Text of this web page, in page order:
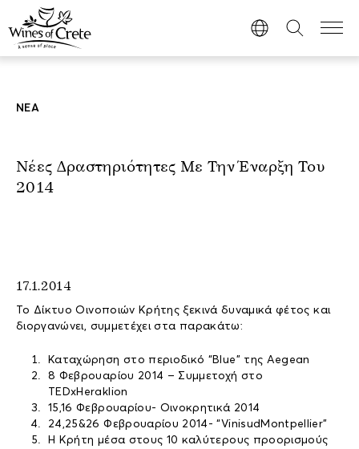
ΝΕΑ
Νέες Δραστηριότητες Με Την Έναρξη Του
2014
17.1.2014
Το Δίκτυο Οινοποιών Κρήτης ξεκινά δυναμικά φέτος και
διοργανώνει, συμμετέχει στα παρακάτω:
Καταχώρηση στο περιοδικό “Blue” της Aegean
8 Φεβρουαρίου 2014 – Συμμετοχή στο
TEDxHeraklion
15,16 Φεβρουαρίου- Οινοκρητικά 2014
24,25&26 Φεβρουαρίου 2014- “VinisudMontpellier”
Η Κρήτη μέσα στους 10 καλύτερους προορισμούς